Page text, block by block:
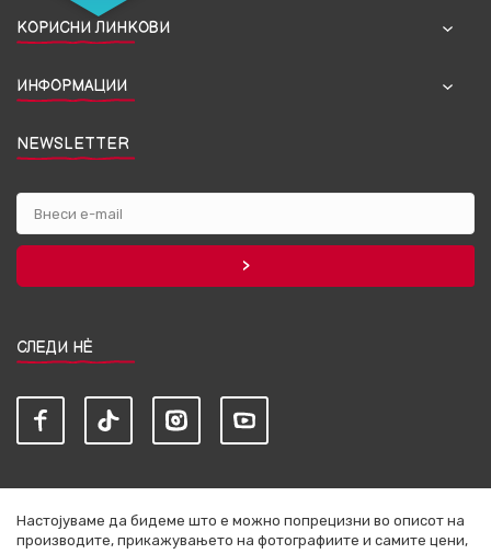
КОРИСНИ ЛИНКОВИ
ИНФОРМАЦИИ
NEWSLETTER
СЛЕДИ НЀ
Настојуваме да бидеме што е можно попрецизни во описот на
производите, прикажувањето на фотографиите и самите цени,